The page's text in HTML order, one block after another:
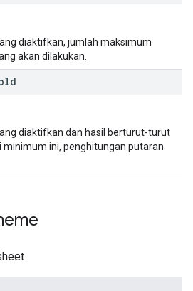
diaktifkan, jumlah maksimum
akan dilakukan.
diaktifkan dan hasil berturut-turut
minimum ini, penghitungan putaran